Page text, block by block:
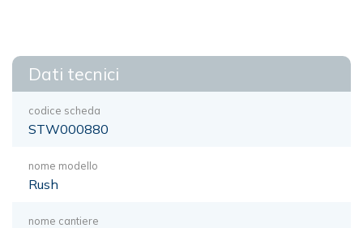
Dati tecnici
codice scheda
STW000880
nome modello
Rush
nome cantiere